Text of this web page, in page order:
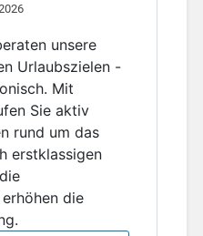
unsere
Urlaubszielen -
Mit
Sie aktiv
rund um das
erstklassigen
die